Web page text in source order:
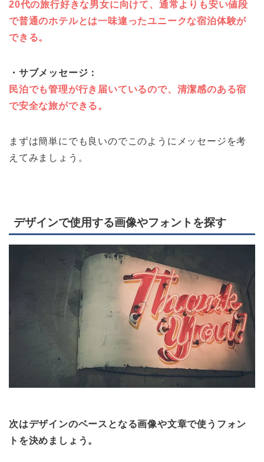
20代の旅行好きな男女に向けて、通常よりも安い値段
で普通のホテルとは一味違ったユニークな宿泊体験が
できる。
・サブメッセージ：
民泊でも管理が行き届いているので、清潔感のある宿
で安全な旅ができる。
まずは簡単にでも良いのでこのようにメッセージを考
えてみましょう。
デザインで使用する画像やフォントを探す
次はデザインのベースとなる画像や文章で使うフォン
トを決めましょう。